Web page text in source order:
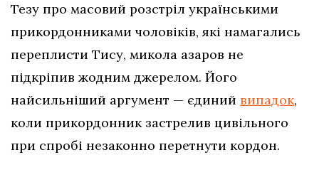
Тезу про масовий розстріл українськими
прикордонниками чоловіків, які намагались
переплисти Тису, микола азаров не
підкріпив жодним джерелом. Його
найсильніший аргумент — єдиний випадок,
коли прикордонник застрелив цивільного
при спробі незаконно перетнути кордон.